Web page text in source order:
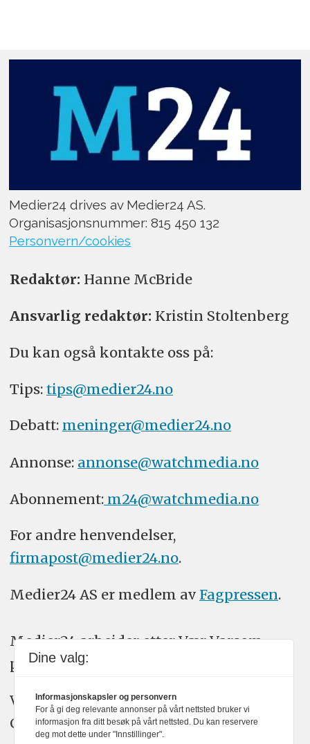
Medier24 drives av Medier24 AS.
Organisasjonsnummer: 815 450 132
Personvern/cookies
Redaktør: Hanne McBride
Ansvarlig redaktør: Kristin Stoltenberg
Du kan også kontakte oss på:
Tips: tips@medier24.no
Debatt: meninger@medier24.no
Annonse: annonse@watchmedia.no
Abonnement:m24@watchmedia.no
For andre henvendelser,
firmapost@medier24.no.
Medier24 AS er medlem av Fagpressen.
Medier24 arbeider etter Vær Varsom-
plakatens regler for god presseskikk.
Vi bruker KI-verktøy som ChatGPT,
Claude, og Gemini i journalistikken vår.
Dine valg:
Informasjonskapsler og personvern
For å gi deg relevante annonser på vårt nettsted bruker vi
informasjon fra ditt besøk på vårt nettsted. Du kan reservere
deg mot dette under "Innstillinger".